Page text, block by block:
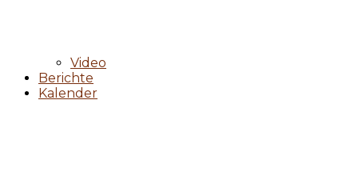
Video
Berichte
Kalender